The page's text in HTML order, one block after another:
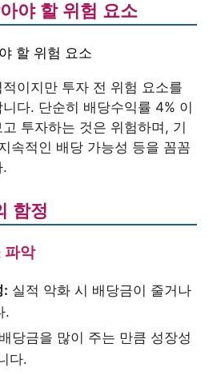
야 할 위험 요소
할 위험 요소
이지만 투자 전 위험 요소를
다. 단순히 배당수익률 4% 이
투자하는 것은 위험하며, 기
속적인 배당 가능성 등을 꼼꼼
.
함정
파악
: 실적 악화 시 배당금이 줄거나
.
배당금을 많이 주는 만큼 성장성
다.